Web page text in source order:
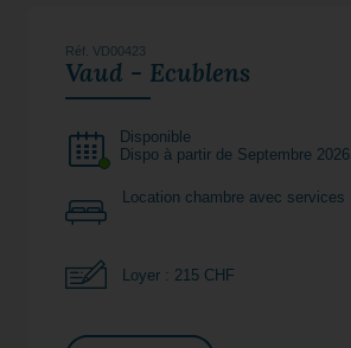
Réf. VD00423
Vaud - Ecublens
Disponible
Dispo à partir de Septembre 2026
Location chambre avec services
Loyer : 215 CHF